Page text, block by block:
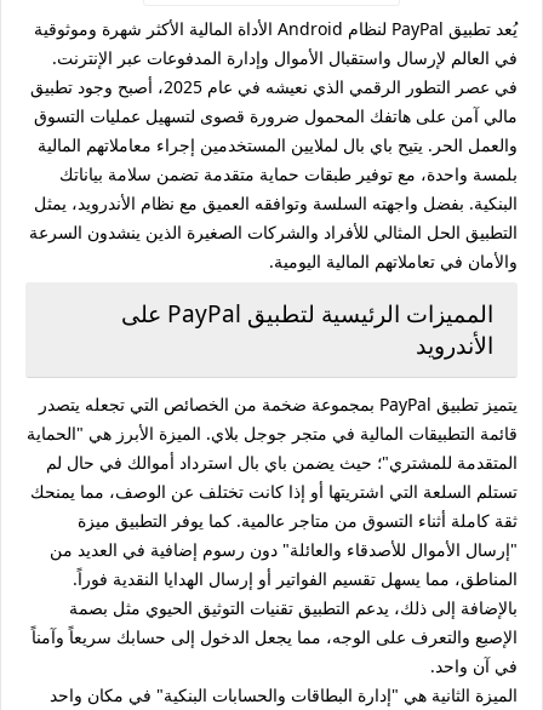
يُعد تطبيق PayPal لنظام Android الأداة المالية الأكثر شهرة وموثوقية
في العالم لإرسال واستقبال الأموال وإدارة المدفوعات عبر الإنترنت.
في عصر التطور الرقمي الذي نعيشه في عام 2025، أصبح وجود تطبيق
مالي آمن على هاتفك المحمول ضرورة قصوى لتسهيل عمليات التسوق
والعمل الحر. يتيح باي بال لملايين المستخدمين إجراء معاملاتهم المالية
بلمسة واحدة، مع توفير طبقات حماية متقدمة تضمن سلامة بياناتك
البنكية. بفضل واجهته السلسة وتوافقه العميق مع نظام الأندرويد، يمثل
التطبيق الحل المثالي للأفراد والشركات الصغيرة الذين ينشدون السرعة
والأمان في تعاملاتهم المالية اليومية.
المميزات الرئيسية لتطبيق PayPal على
الأندرويد
يتميز تطبيق PayPal بمجموعة ضخمة من الخصائص التي تجعله يتصدر
قائمة التطبيقات المالية في متجر جوجل بلاي. الميزة الأبرز هي "الحماية
المتقدمة للمشتري"؛ حيث يضمن باي بال استرداد أموالك في حال لم
تستلم السلعة التي اشتريتها أو إذا كانت تختلف عن الوصف، مما يمنحك
ثقة كاملة أثناء التسوق من متاجر عالمية. كما يوفر التطبيق ميزة
"إرسال الأموال للأصدقاء والعائلة" دون رسوم إضافية في العديد من
المناطق، مما يسهل تقسيم الفواتير أو إرسال الهدايا النقدية فوراً.
بالإضافة إلى ذلك، يدعم التطبيق تقنيات التوثيق الحيوي مثل بصمة
الإصبع والتعرف على الوجه، مما يجعل الدخول إلى حسابك سريعاً وآمناً
في آن واحد.
الميزة الثانية هي "إدارة البطاقات والحسابات البنكية" في مكان واحد